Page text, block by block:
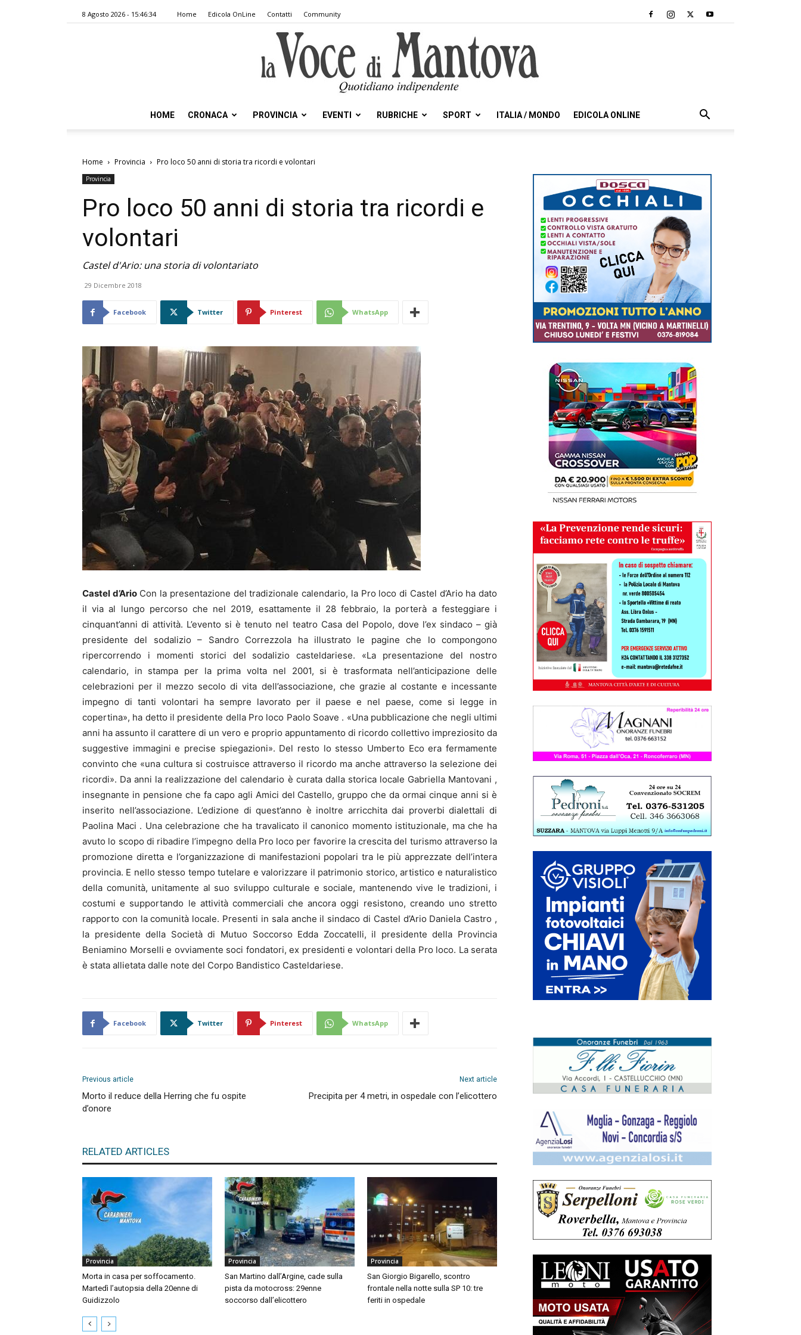
8 Agosto 2026 - 15:46:34 Home Edicola OnLine Contatti Community
Voce
Mantova
HOME CRONACA PROVINCIA EVENTI RUBRICHE SPORT ITALIA / MONDO EDICOLA ONLINE
Home Provincia Pro loco 50 anni di storia tra ricordi e volontari
Provincia
Pro loco 50 anni di storia tra ricordi e
volontari
Castel d'Ario: una storia di volontariato
29 Dicembre 2018
Facebook Twitter Pinterest WhatsApp
Castel d’ArioCon la presentazione del tradizionale calendario, la Pro loco di Castel d’Ario ha dato
il via al lungo percorso che nel 2019, esattamente il 28 febbraio, la porterà a festeggiare i
cinquant’anni di attività. L’evento si è tenuto nel teatro Casa del Popolo, dove l’ex sindaco – già
presidente del sodalizio – Sandro Correzzola ha illustrato le pagine che lo compongono
ripercorrendo i momenti storici del sodalizio casteldariese. «La presentazione del nostro
calendario, in stampa per la prima volta nel 2001, si è trasformata nell’anticipazione delle
celebrazioni per il mezzo secolo di vita dell’associazione, che grazie al costante e incessante
impegno di tanti volontari ha sempre lavorato per il paese e nel paese, come si legge in
copertina», ha detto il presidente della Pro loco Paolo Soave . «Una pubblicazione che negli ultimi
anni ha assunto il carattere di un vero e proprio appuntamento di ricordo collettivo impreziosito da
suggestive immagini e precise spiegazioni». Del resto lo stesso Umberto Eco era fermamente
convinto che «una cultura si costruisce attraverso il ricordo ma anche attraverso la selezione dei
ricordi». Da anni la realizzazione del calendario è curata dalla storica locale Gabriella Mantovani ,
insegnante in pensione che fa capo agli Amici del Castello, gruppo che da ormai cinque anni si è
inserito nell’associazione. L’edizione di quest’anno è inoltre arricchita dai proverbi dialettali di
Paolina Maci . Una celebrazione che ha travalicato il canonico momento istituzionale, ma che ha
avuto lo scopo di ribadire l’impegno della Pro loco per favorire la crescita del turismo attraverso la
promozione diretta e l’organizzazione di manifestazioni popolari tra le più apprezzate dell’intera
provincia. E nello stesso tempo tutelare e valorizzare il patrimonio storico, artistico e naturalistico
della comunità, unitamente al suo sviluppo culturale e sociale, mantenendo vive le tradizioni, i
costumi e supportando le attività commerciali che ancora oggi resistono, creando uno stretto
rapporto con la comunità locale. Presenti in sala anche il sindaco di Castel d’Ario Daniela Castro ,
la presidente della Società di Mutuo Soccorso Edda Zoccatelli, il presidente della Provincia
Beniamino Morselli e ovviamente soci fondatori, ex presidenti e volontari della Pro loco. La serata
è stata allietata dalle note del Corpo Bandistico Casteldariese.
Facebook Twitter Pinterest WhatsApp
Previous article
Morto il reduce della Herring che fu ospite
d’onore
Next article
Precipita per 4 metri, in ospedale con l’elicottero
RELATED ARTICLES
Provincia
Morta in casa per soffocamento.
Martedì l’autopsia della 20enne di
Guidizzolo
Provincia
San Martino dall’Argine, cade sulla
pista da motocross: 29enne
soccorso dall’elicottero
Provincia
San Giorgio Bigarello, scontro
frontale nella notte sulla SP 10: tre
feriti in ospedale